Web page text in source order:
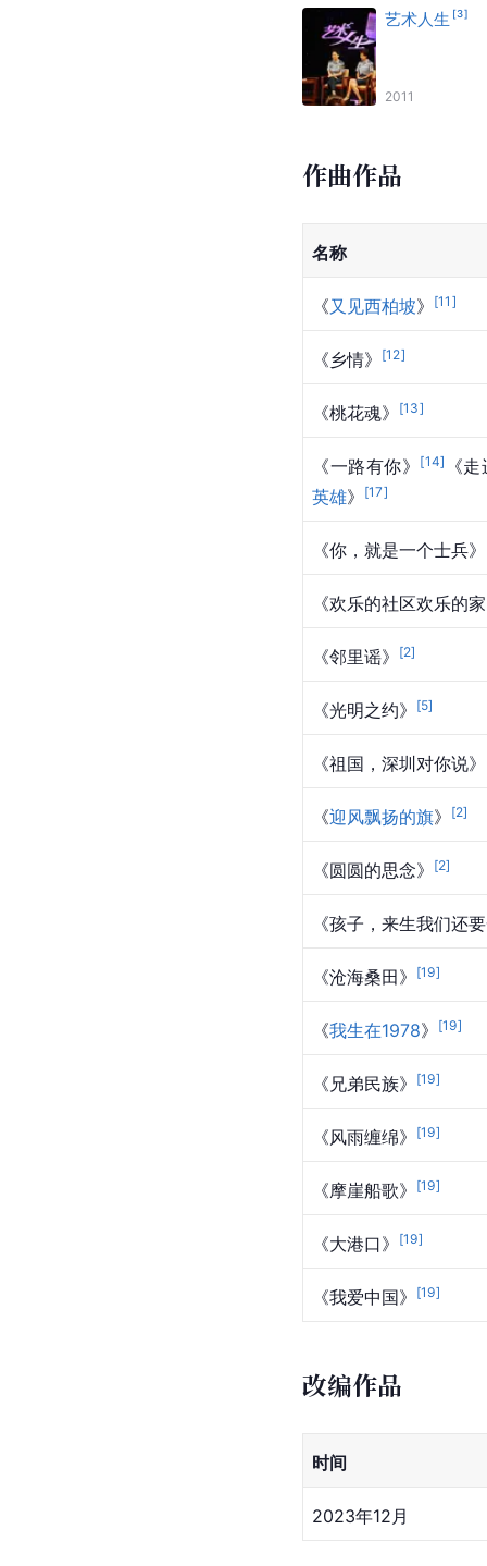
艺术人生 [3]
2011
作曲作品
名称
《又见西柏坡》 [11 ]
《乡情》 [12]
《桃花魂》 [13]
《一路有你》 [14]
《
英雄》 [17]
《你，就是一个士兵》
《欢乐的社区欢乐的
《邻里谣》 [2]
《光明之约》 [5]
《祖国，深圳对你说》
《迎风飘扬的旗》 [2]
《圆圆的思念》 [2]
《孩子，来生我们还
《沧海桑田》 [19]
《我生在1978》 [19]
《兄弟民族》 [19]
《风雨缠绵》 [19]
《摩崖船歌》 [19]
《大港口》 [19]
《我爱中国》 [19]
改编作品
时间
2023年12月